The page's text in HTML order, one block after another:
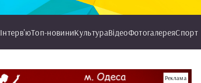
Інтерв'юТоп-новиниКультураВідеоФотогалереяСпорт
Реклама